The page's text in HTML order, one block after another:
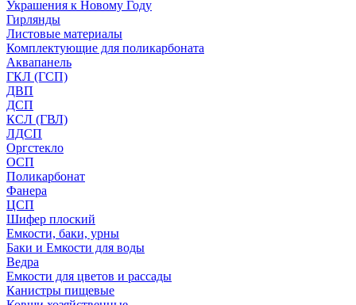
Украшения к Новому Году
Гирлянды
Листовые материалы
Комплектующие для поликарбоната
Аквапанель
ГКЛ (ГСП)
ДВП
ДСП
КСЛ (ГВЛ)
ЛДСП
Оргстекло
ОСП
Поликарбонат
Фанера
ЦСП
Шифер плоский
Емкости, баки, урны
Баки и Емкости для воды
Ведра
Емкости для цветов и рассады
Канистры пищевые